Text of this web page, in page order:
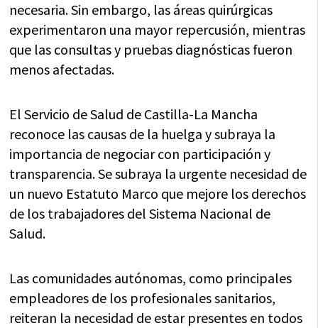
necesaria. Sin embargo, las áreas quirúrgicas
experimentaron una mayor repercusión, mientras
que las consultas y pruebas diagnósticas fueron
menos afectadas.
El Servicio de Salud de Castilla-La Mancha
reconoce las causas de la huelga y subraya la
importancia de negociar con participación y
transparencia. Se subraya la urgente necesidad de
un nuevo Estatuto Marco que mejore los derechos
de los trabajadores del Sistema Nacional de
Salud.
Las comunidades autónomas, como principales
empleadores de los profesionales sanitarios,
reiteran la necesidad de estar presentes en todos